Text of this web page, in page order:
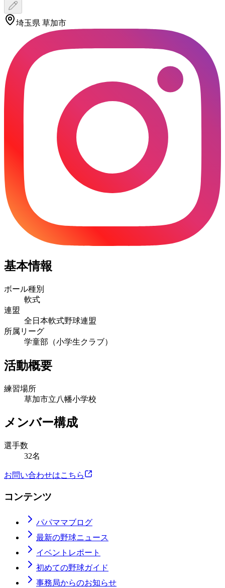
埼玉県 草加市
基本情報
ボール種別
軟式
連盟
全日本軟式野球連盟
所属リーグ
学童部（小学生クラブ）
活動概要
練習場所
草加市立八幡小学校
メンバー構成
選手数
32名
お問い合わせはこちら
コンテンツ
パパママブログ
最新の野球ニュース
イベントレポート
初めての野球ガイド
事務局からのお知らせ